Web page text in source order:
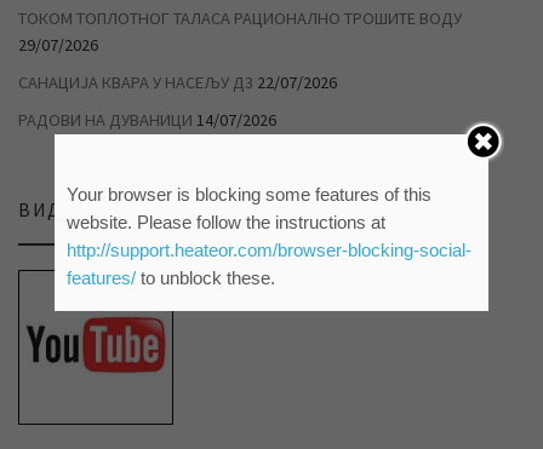
ТОКОМ ТОПЛОТНОГ ТАЛАСА РАЦИОНАЛНО ТРОШИТЕ ВОДУ
29/07/2026
САНАЦИЈА КВАРА У НАСЕЉУ Д3 22/07/2026
РАДОВИ НА ДУВАНИЦИ 14/07/2026
ВИДЕО ПРИЛОЗИ НА НАШЕМ ЈУТЈУБ КАНАЛУ
Your browser is blocking some features of this
website. Please follow the instructions at
http://support.heateor.com/browser-blocking-social-
features/to unblock these.